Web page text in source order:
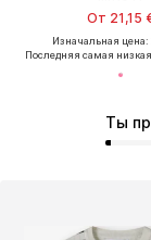
Ты
От 21,15
Изначальная
Последняя самая